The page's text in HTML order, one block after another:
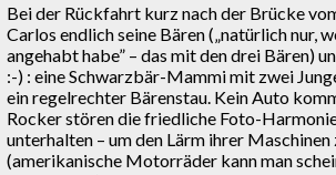
Bei der Rückfahrt kurz nach der Brücke
Carlos endlich seine Bären („natürlich nur,
angehabt habe” – das mit den drei Bären)
:-) : eine Schwarzbär-Mammi mit zwei
ein regelrechter Bärenstau. Kein Auto
Rocker stören die friedliche Foto-
unterhalten – um den Lärm ihrer
(amerikanische Motorräder kann man